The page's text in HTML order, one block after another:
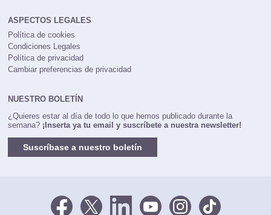
ASPECTOS LEGALES
Política de cookies
Condiciones Legales
Política de privacidad
Cambiar preferencias de privacidad
NUESTRO BOLETÍN
¿Quieres estar al día de todo lo que hemos publicado durante la
semana? ¡Inserta ya tu email y suscríbete a nuestra newsletter!
Suscríbase a nuestro boletín